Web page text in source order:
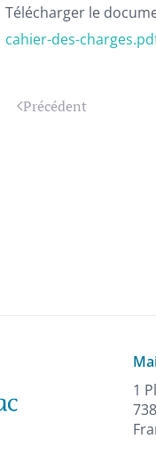
Télécharger le
cahier-des-
Précédent
1